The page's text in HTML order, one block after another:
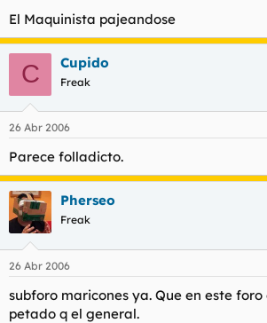
El Maquinista pajeandose
C Cupido
Freak
26 Abr 2006
Parece folladicto.
Pherseo
Freak
26 Abr 2006
subforo maricones ya. Que en este
petado q el general.